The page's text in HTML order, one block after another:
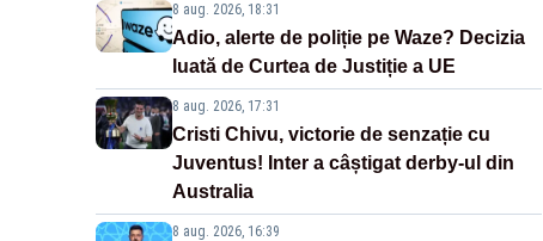
8 aug. 2026, 18:31
Adio, alerte de poliție pe Waze? Decizia
luată de Curtea de Justiție a UE
8 aug. 2026, 17:31
Cristi Chivu, victorie de senzație cu
Juventus! Inter a câștigat derby-ul din
Australia
8 aug. 2026, 16:39